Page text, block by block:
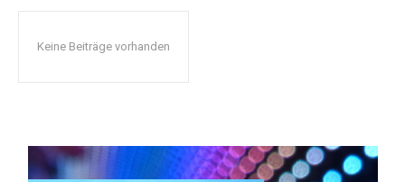
Keine Beiträge vorhanden